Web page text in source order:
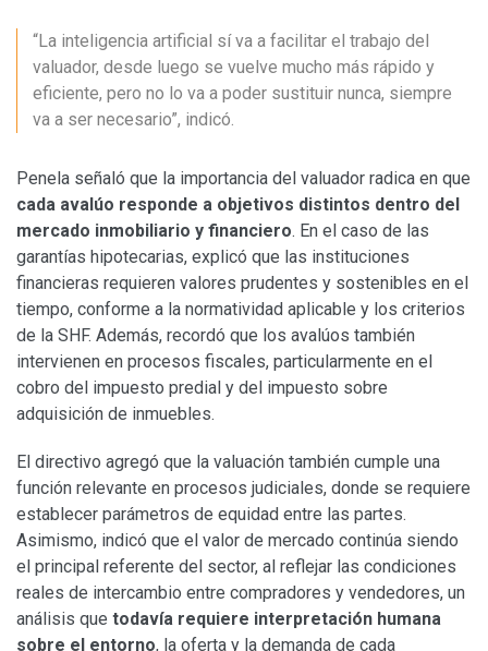
“La inteligencia artificial sí va a facilitar el trabajo del
valuador, desde luego se vuelve mucho más rápido y
eficiente, pero no lo va a poder sustituir nunca, siempre
va a ser necesario”, indicó.
Penela señaló que la importancia del valuador radica en que
cada avalúo responde a objetivos distintos dentro del
mercado inmobiliario y financiero. En el caso de las
garantías hipotecarias, explicó que las instituciones
financieras requieren valores prudentes y sostenibles en el
tiempo, conforme a la normatividad aplicable y los criterios
de la SHF. Además, recordó que los avalúos también
intervienen en procesos fiscales, particularmente en el
cobro del impuesto predial y del impuesto sobre
adquisición de inmuebles.
El directivo agregó que la valuación también cumple una
función relevante en procesos judiciales, donde se requiere
establecer parámetros de equidad entre las partes.
Asimismo, indicó que el valor de mercado continúa siendo
el principal referente del sector, al reflejar las condiciones
reales de intercambio entre compradores y vendedores, un
análisis que todavía requiere interpretación humana
sobre el entorno, la oferta y la demanda de cada